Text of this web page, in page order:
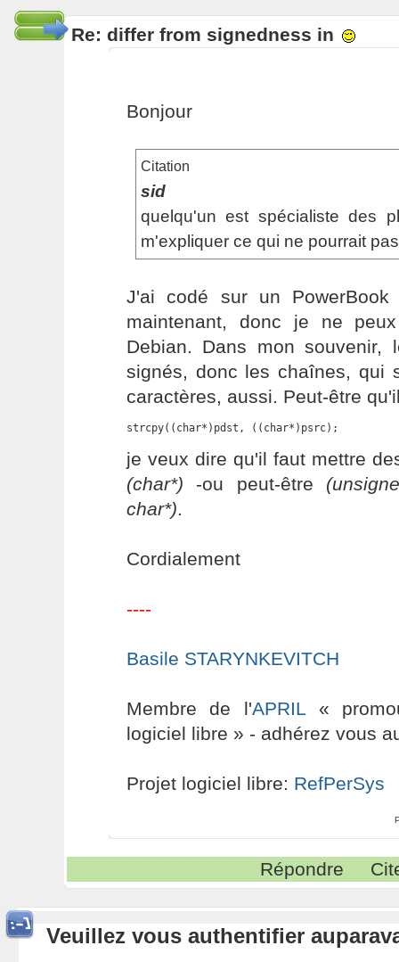
Re: differ from signedness in
Bonjour
Citation
sid
quelqu'un est spécialiste des
m'expliquer ce qui ne pourrait
J'ai codé sur un
maintenant, donc je ne
Debian. Dans mon souvenir,
signés, donc les chaînes, qui
caractères, aussi. Peut-être
strcpy((char*)pdst, ((char*)psrc);
je veux dire qu'il faut mettre
(char*) -ou peut-être
char*).
Cordialement
----
Basile STARYNKEVITCH
Membre de l'APRIL «
logiciel libre » - adhérez vous
Projet logiciel libre: RefPerSys
Répondre
Veuillez vous authentifier